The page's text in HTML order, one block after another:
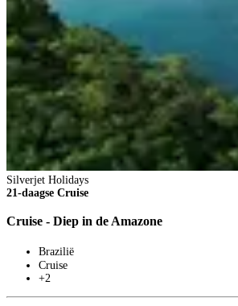
Silverjet Holidays
21-daagse Cruise
Cruise - Diep in de Amazone
Brazilië
Cruise
+2